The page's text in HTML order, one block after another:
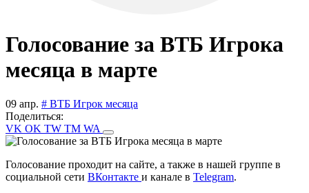
Голосование за ВТБ Игрока
месяца в марте
09 апр. # ВТБ Игрок месяца
Поделиться:
VK OK TW TM WA
Голосование проходит на сайте, а также в нашей группе в
социальной сети ВКонтакте и канале в Telegram.